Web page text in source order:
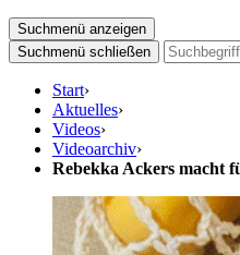
Suchmenü anzeigen
Suchmenü schließen
Start›
Aktuelles›
Videos›
Videoarchiv›
Rebekka Ackers macht